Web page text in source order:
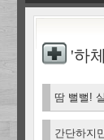
'하
땀 뻘뻘!
간단하지